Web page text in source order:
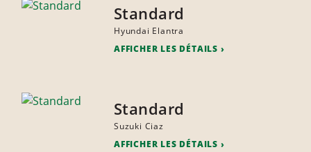
Standard
Hyundai Elantra
AFFICHER LES DÉTAILS
Standard
Suzuki Ciaz
AFFICHER LES DÉTAILS